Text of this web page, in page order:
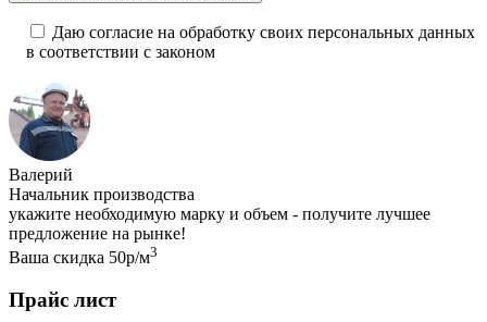
Даю согласие на обработку своих персональных данных
в соответствии с законом
Валерий
Начальник производства
укажите необходимую марку и объем - получите лучшее
предложение на рынке!
Ваша скидка 50р/м3
Прайс лист